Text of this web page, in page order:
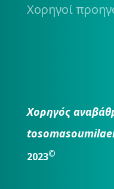
Χορηγοί
Χορηγός
2023©